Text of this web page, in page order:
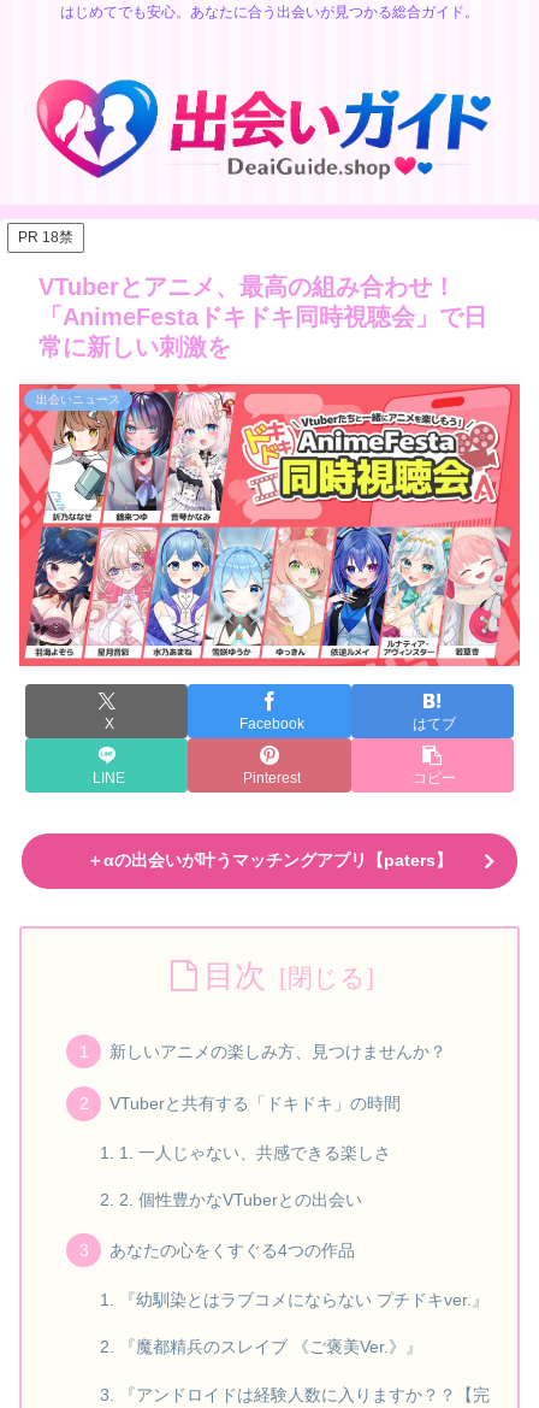
はじめてでも安心。あなたに合う出会いが見つかる総合ガイド。
PR 18禁
VTuberとアニメ、最高の組み合わせ！
「AnimeFestaドキドキ同時視聴会」で日
常に新しい刺激を
出会いニュース
X Facebook はてブ
LINE Pinterest コピー
＋αの出会いが叶うマッチングアプリ【paters】
目次
新しいアニメの楽しみ方、見つけませんか？
VTuberと共有する「ドキドキ」の時間
1. 一人じゃない、共感できる楽しさ
2. 個性豊かなVTuberとの出会い
あなたの心をくすぐる4つの作品
『幼馴染とはラブコメにならない プチドキver.』
『魔都精兵のスレイブ 《ご褒美Ver.》』
『アンドロイドは経験人数に入りますか？？【完